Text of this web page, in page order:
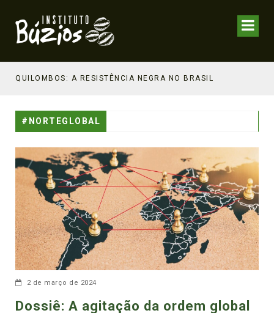
QUILOMBOS: A RESISTÊNCIA NEGRA NO BRASIL
#NORTEGLOBAL
2 de março de 2024
Dossiê: A agitação da ordem global